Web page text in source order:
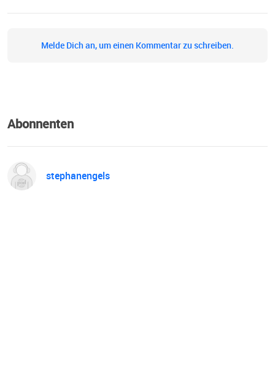
Melde Dich an, um einen Kommentar zu schreiben.
Abonnenten
stephanengels